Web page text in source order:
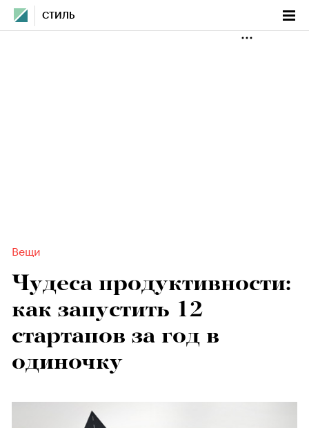
СТИЛЬ
Вещи
Чудеса продуктивности:
как запустить 12
стартапов за год в
одиночку